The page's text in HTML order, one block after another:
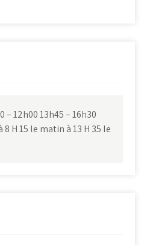
– 12h00 13h45 – 16h30
H 15 le matin à 13 H 35 le